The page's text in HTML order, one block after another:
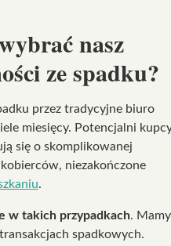
nasz
ze spadku?
przez tradycyjne biuro
miesięcy. Potencjalni
się o skomplikowanej
niezakończone
.
w takich przypadkach. Mamy
spadkowych.